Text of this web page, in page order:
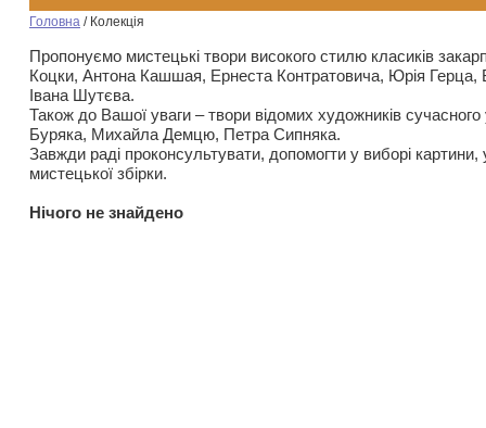
Головна / Колекція
Пропонуємо мистецькі твори високого стилю класиків
Коцки, Антона Кашшая, Ернеста Контратовича, Юрія
Івана Шутєва.
Також до Вашої уваги – твори відомих художників
Буряка, Михайла Демцю, Петра Сипняка.
Завжди раді проконсультувати, допомогти у виборі картини,
мистецької збірки.
Нiчого не знайдено